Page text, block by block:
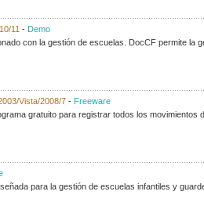
11 - Demo
con la gestión de escuelas. DocCF permite la
Vista/2008/7- Freeware
gratuito para registrar todos los movimientos
para la gestión de escuelas infantiles y